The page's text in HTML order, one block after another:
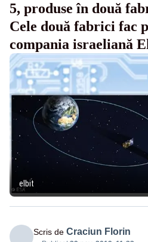
5, produse în două
Cele două fabrici fac
compania israeliană
elbit
Scris de Craciun Florin